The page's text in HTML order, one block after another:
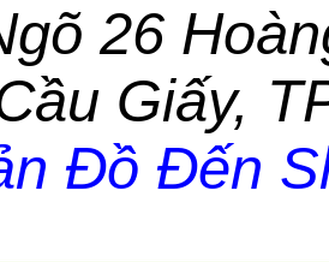
26
Giấy,
Đồ Đến